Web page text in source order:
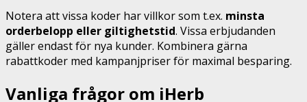
Notera att vissa koder har villkor som t.ex. minsta
orderbelopp eller giltighetstid. Vissa erbjudanden
gäller endast för nya kunder. Kombinera gärna
rabattkoder med kampanjpriser för maximal besparing.
Vanliga frågor om iHerb